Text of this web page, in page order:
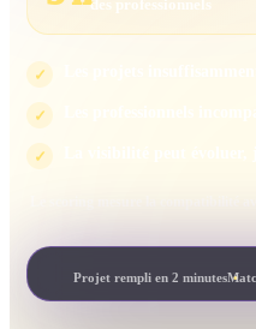
des professionnels
✓
✓
✓
Projet rempli en 2 minutes